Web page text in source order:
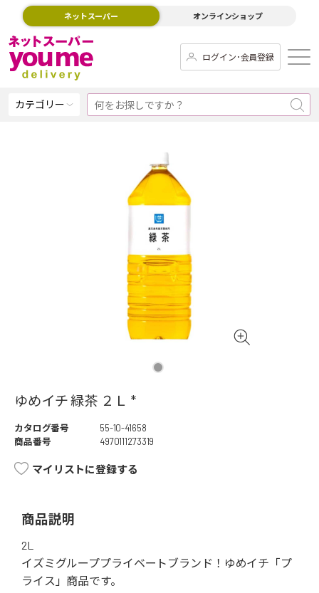
ネットスーパー オンラインショップ
ログイン･会員登録
カテゴリー
ゆめイチ 緑茶 ２Ｌ *
カタログ番号
55-10-41658
商品番号
4970111273319
マイリストに登録する
商品説明
2L
イズミグループプライベートブランド！ゆめイチ「プ
ライス」商品です。